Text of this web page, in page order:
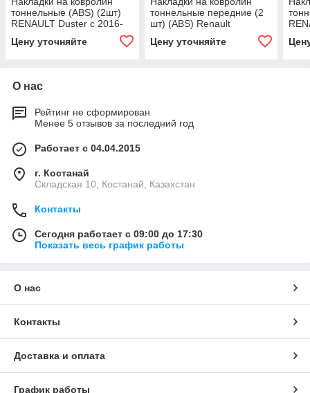
тоннельные (ABS) (2шт)
RENAULT Duster с 2016-
2020 / NISSAN Terrano с
2014
Цену уточняйте
тоннельные передние (2
шт) (ABS) Renault
Цену уточняйте
О нас
Рейтинг не сформирован
Менее 5 отзывов за последний год
Работает с 04.04.2015
г. Костанай
Складская 10, Костанай, Казахстан
Контакты
Сегодня работает с 09:00 до 17:30
Показать весь график работы
О нас
Контакты
Доставка и оплата
График работы